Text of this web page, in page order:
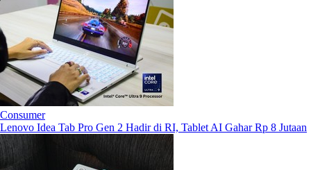
Consumer
Lenovo Idea Tab Pro Gen 2 Hadir di RI, Tablet AI Gahar Rp 8 Jutaan